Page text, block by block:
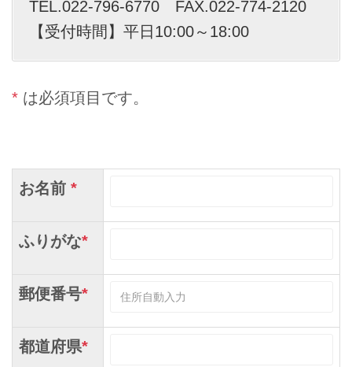
TEL.022-796-6770 FAX.022-774-2120
【受付時間】平日10:00～18:00
* は必須項目です。
お名前 *
ふりがな*
郵便番号*
都道府県*